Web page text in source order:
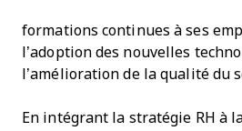
formations continues à ses
l’adoption des nouvelles
l’amélioration de la qualité du
En intégrant la stratégie RH à